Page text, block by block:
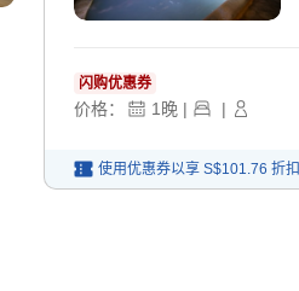
闪购优惠券
价格： 1晚 | |
使用优惠券以享 S$101.76 折扣